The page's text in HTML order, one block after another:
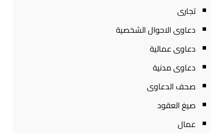
تجارى
دعاوى الاحوال الشخصية
دعاوى عمالية
دعاوى مدنية
صحف الدعاوى
صيغ العقود
عمال